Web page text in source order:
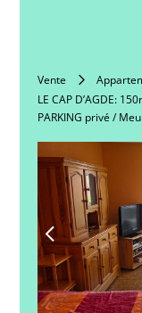
Vente
LE CAP D’AGDE:
PARKING privé /